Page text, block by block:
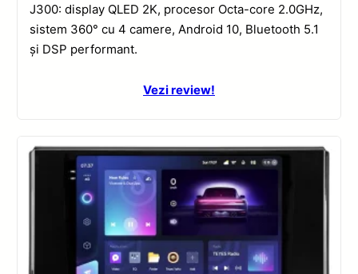
J300: display QLED 2K, procesor Octa-core 2.0GHz,
sistem 360° cu 4 camere, Android 10, Bluetooth 5.1
și DSP performant.
Vezi review!